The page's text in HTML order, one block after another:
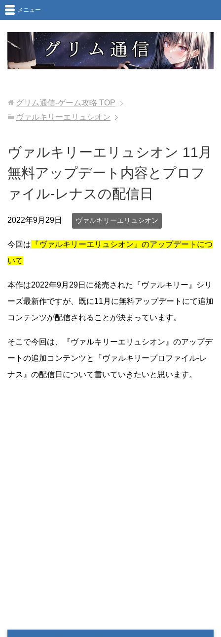
メニュー
グリム通信-ゲーム攻略 TOP
ヴァルキリーエリュシオン
ヴァルキリーエリュシオン 11月
無料アップデート内容とプロフ
ァイル-レナスの配信日
2022年9月29日 ヴァルキリーエリュシオン
今回は 『ヴァルキリーエリュシオン』のアップデートにつ
いて
本作は2022年9月29日に発売された『ヴァルキリー』シリ
ーズ最新作ですが、既に11月に無料アップデートにて追加
コンテンツが配信されることが決まっています。
そこで今回は、『ヴァルキリーエリュシオン』のアップデ
ートの追加コンテンツと『ヴァルキリープロファイル-レ
ナス』の配信日について書いていきたいと思います。